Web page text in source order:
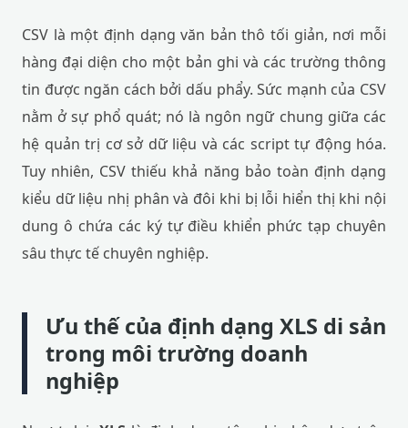
CSV là một định dạng văn bản thô tối giản, nơi mỗi
hàng đại diện cho một bản ghi và các trường thông
tin được ngăn cách bởi dấu phẩy. Sức mạnh của CSV
nằm ở sự phổ quát; nó là ngôn ngữ chung giữa các
hệ quản trị cơ sở dữ liệu và các script tự động hóa.
Tuy nhiên, CSV thiếu khả năng bảo toàn định dạng
kiểu dữ liệu nhị phân và đôi khi bị lỗi hiển thị khi nội
dung ô chứa các ký tự điều khiển phức tạp chuyên
sâu thực tế chuyên nghiệp.
Ưu thế của định dạng XLS di sản
trong môi trường doanh
nghiệp